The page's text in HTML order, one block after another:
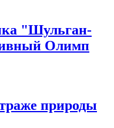
"Шульган-
Олимп
природы